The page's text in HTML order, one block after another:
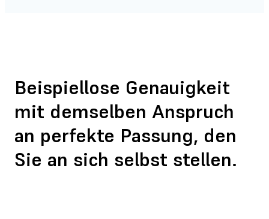
Beispiellose Genauigkeit
mit demselben Anspruch
an perfekte Passung, den
Sie an sich selbst stellen.